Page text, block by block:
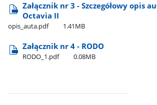
Załącznik nr 3 - Szczegółowy opis
Octavia II
opis​_auta.pdf 1.41MB
Załącznik nr 4 - RODO
RODO​_1.pdf 0.08MB